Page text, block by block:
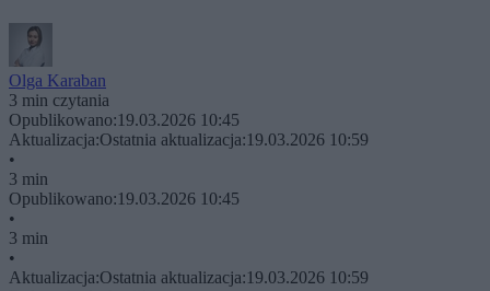
Olga Karaban
3 min czytania
Opublikowano:19.03.2026 10:45
Aktualizacja:Ostatnia aktualizacja:19.03.2026 10:59
•
3 min
Opublikowano:19.03.2026 10:45
•
3 min
•
Aktualizacja:Ostatnia aktualizacja:19.03.2026 10:59